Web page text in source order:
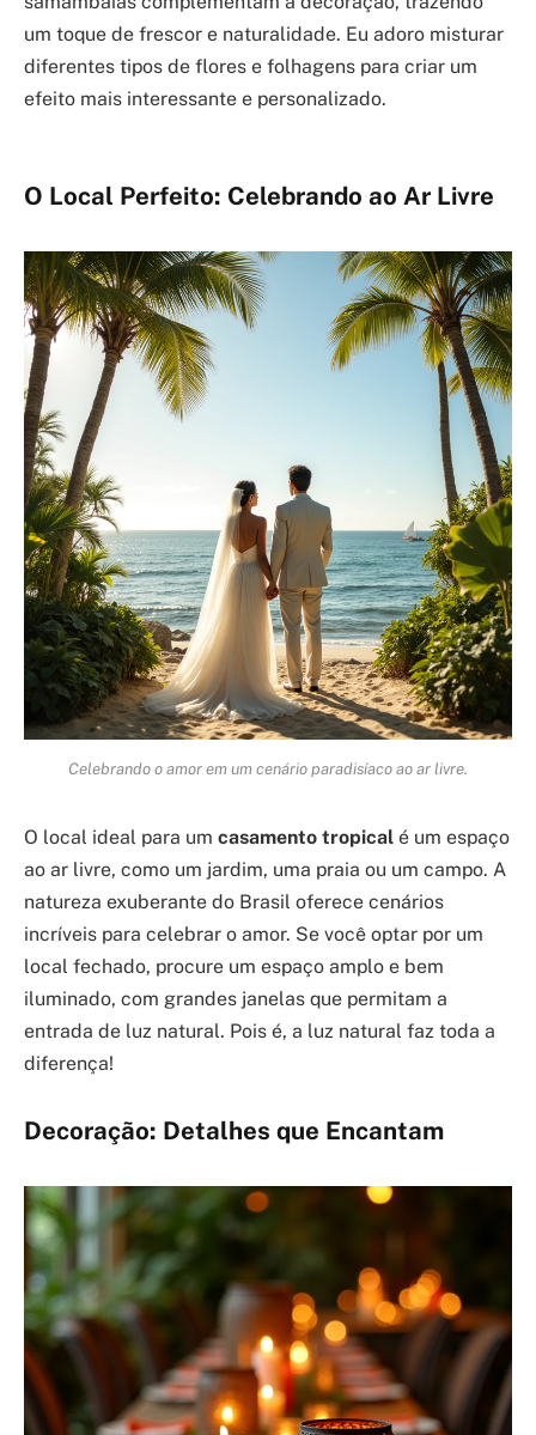
um toque de frescor e naturalidade. Eu adoro misturar
diferentes tipos de flores e folhagens para criar um
efeito mais interessante e personalizado.
O Local Perfeito: Celebrando ao Ar Livre
Celebrando o amor em um cenário paradisíaco ao ar livre.
O local ideal para um casamento tropical é um espaço
ao ar livre, como um jardim, uma praia ou um campo. A
natureza exuberante do Brasil oferece cenários
incríveis para celebrar o amor. Se você optar por um
local fechado, procure um espaço amplo e bem
iluminado, com grandes janelas que permitam a
entrada de luz natural. Pois é, a luz natural faz toda a
diferença!
Decoração: Detalhes que Encantam